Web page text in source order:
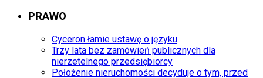
PRAWO
Cyceron łamie ustawę o języku
Trzy lata bez zamówień publicznych dla
nierzetelnego przedsiębiorcy
Położenie nieruchomości decyduje o tym, przed